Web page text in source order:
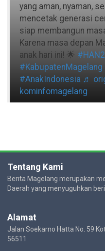
yang aman, nyaman,
mencetak generasi
siap membangun
Karena masa depan
anak hari ini! 🌟
#KabupatenMagelang
#AnakIndonesia ♬
kominfomagelang
Tentang Kami
Berita Magelang merupakan
Daerah yang menyuguhkan
Alamat
Jalan Soekarno Hatta No. 59
56511